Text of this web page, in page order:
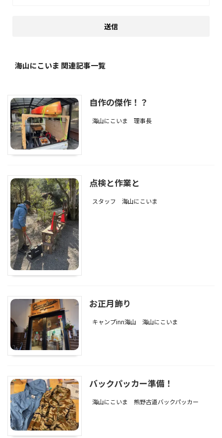
海山にこいま 関連記事一覧
自作の傑作！？
海山にこいま 理事長
点検と作業と
スタッフ 海山にこいま
お正月飾り
キャンプinn海山 海山にこいま
バックパッカー準備！
海山にこいま 熊野古道バックパッカー